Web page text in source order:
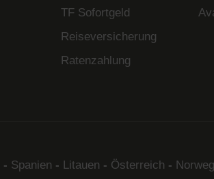
TF Sofortgeld
Reiseversicherung
Ratenzahlung
- Spanien - Litauen - Österreich -